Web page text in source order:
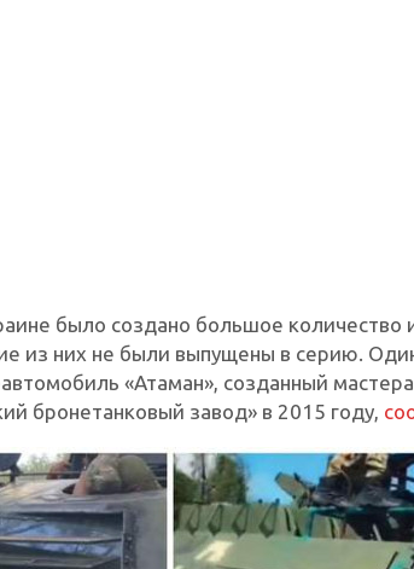
было создано большое количество
из них не были выпущены в серию.
«Атаман», созданный
бронетанковый завод» в 2015 году,